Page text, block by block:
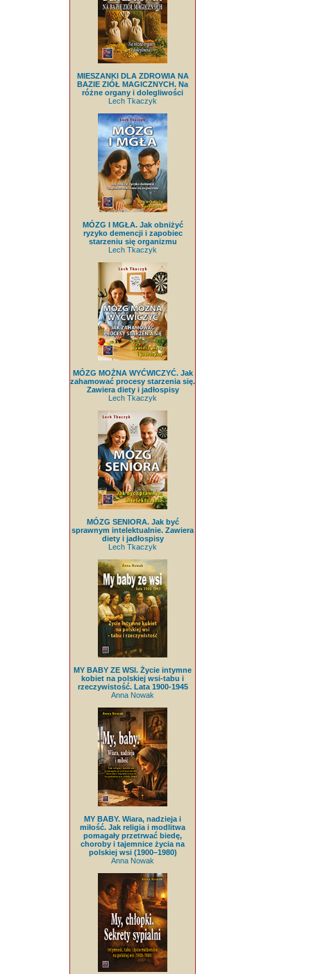
MIESZANKI DLA ZDROWIA NA
BAZIE ZIÓŁ MAGICZNYCH. Na
różne organy i dolegliwości
Lech Tkaczyk
MÓZG I MGŁA. Jak obniżyć
ryzyko demencji i zapobiec
starzeniu się organizmu
Lech Tkaczyk
MÓZG MOŻNA WYĆWICZYĆ. Jak
zahamować procesy starzenia się.
Zawiera diety i jadłospisy
Lech Tkaczyk
MÓZG SENIORA. Jak być
sprawnym intelektualnie. Zawiera
diety i jadłospisy
Lech Tkaczyk
MY BABY ZE WSI. Życie intymne
kobiet na polskiej wsi-tabu i
rzeczywistość. Lata 1900-1945
Anna Nowak
MY BABY. Wiara, nadzieja i
miłość. Jak religia i modlitwa
pomagały przetrwać biedę,
choroby i tajemnice życia na
polskiej wsi (1900–1980)
Anna Nowak